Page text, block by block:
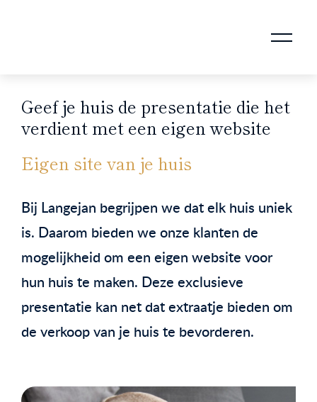
Geef je huis de presentatie die het
verdient met een eigen website
Eigen site van je huis
Bij Langejan begrijpen we dat elk huis uniek
is. Daarom bieden we onze klanten de
mogelijkheid om een eigen website voor
hun huis te maken. Deze exclusieve
presentatie kan net dat extraatje bieden om
de verkoop van je huis te bevorderen.